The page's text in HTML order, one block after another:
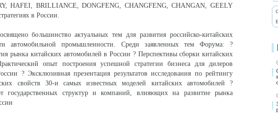
HAFEI, BRILLIANCE, DONGFENG, CHANGFENG, CHANGAN, GEELY
в России.
большинство актуальных тем для развития российско-китайских
автомобильной промышленности. Среди заявленных тем Форума: ?
рынка китайских автомобилей в России ? Перспективы сборки китайских
опыт построения успешной стратегии бизнеса для дилеров
? Эксклюзивная презентация результатов исследования по рейтингу
свойств 30-и самых известных моделей китайских автомобилей ?
государственных структур и компаний, влияющих на развитие рынка